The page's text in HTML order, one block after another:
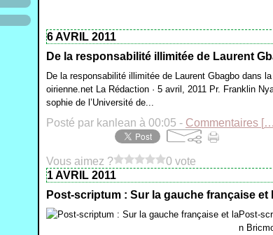
6 AVRIL 2011
De la responsabilité illimitée de Laurent
De la responsabilité illimitée de Laurent Gbagbo dans
oirienne.net La Rédaction · 5 avril, 2011 Pr. Franklin
sophie de l’Université de...
Posté par kanlean à 00:05 - Commentaires […
Vous aimez ?
0 vote
1 AVRIL 2011
Post-scriptum : Sur la gauche française et
Post-
n